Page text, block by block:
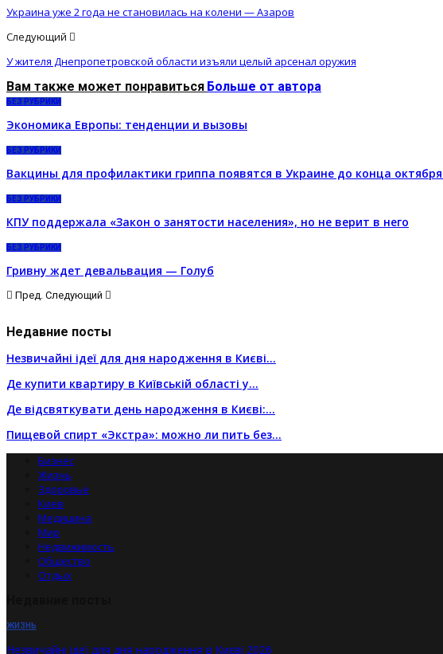
Украина уже 2 года не становилась на колени — Азаров
Следующий
У жителя Днепропетровской области изъяли целый арсенал оружия
Вам также может понравиться Больше от автора
БЕЗ РУБРИКИ
Экономика Европы: тенденции и вызовы
БЕЗ РУБРИКИ
Вакцины для профилактики гриппа появятся в Украине до конца
БЕЗ РУБРИКИ
КПУ поддержала «Закон о занятости населения», но не верит в него
БЕЗ РУБРИКИ
Гривну ждет девальвация — Голуб
Пред. Следующий
Недавние посты
Незвичайні ідеї для дня народження в Києві…
Де купити квартиру в Київській області у…
Де відсвяткувати день народження в Києві:…
Пищевой спирт «Экстра»: можно ли пить без…
Бизнес
Жизнь
Здоровье
Киев
Медицина
Мир
Недвижимость
Общество
Отдых
ЖИЗНЬ
Незвичайні ідеї для дня народження в Києві 2026